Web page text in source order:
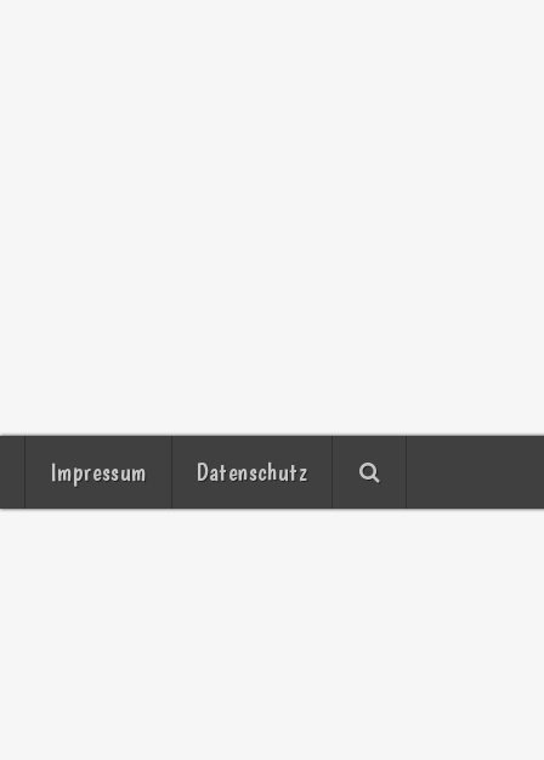
Impressum Datenschutz